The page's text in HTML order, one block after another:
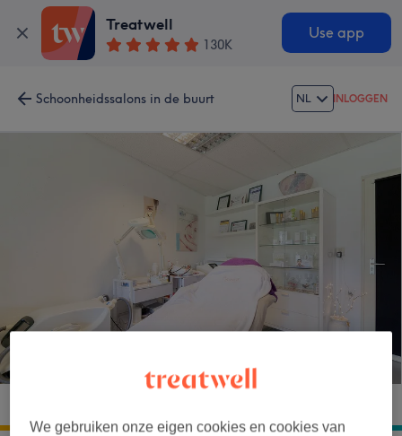
Treatwell
130K
Use app
Schoonheidssalons in de buurt NL INLOGGEN
Bodyshape2Beauty
We gebruiken onze eigen cookies en cookies van